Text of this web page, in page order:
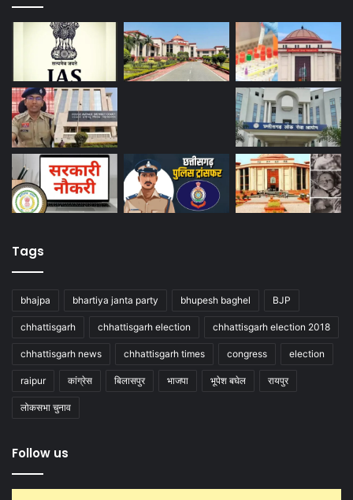
Tags
bhajpa bhartiya janta party bhupesh baghel BJP
chhattisgarh chhattisgarh election chhattisgarh election 2018
chhattisgarh news chhattisgarh times congress election
raipur कांग्रेस बिलासपुर भाजपा भूपेश बघेल रायपुर
लोकसभा चुनाव
Follow us